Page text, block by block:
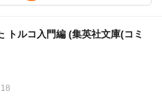
トルコ入門編 (集英社文庫(コミ
18